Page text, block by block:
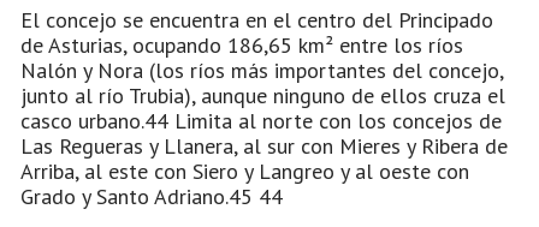
El concejo se encuentra en el centro del Principado
de Asturias, ocupando 186,65 km² entre los ríos
Nalón y Nora (los ríos más importantes del concejo,
junto al río Trubia), aunque ninguno de ellos cruza el
casco urbano.44 Limita al norte con los concejos de
Las Regueras y Llanera, al sur con Mieres y Ribera de
Arriba, al este con Siero y Langreo y al oeste con
Grado y Santo Adriano.45 44